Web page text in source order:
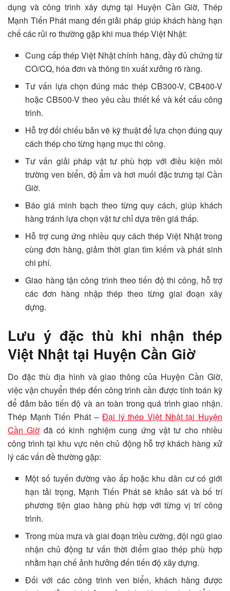
dụng và công trình xây dựng tại Huyện Cần Giờ, Thép
Mạnh Tiến Phát mang đến giải pháp giúp khách hàng hạn
chế các rủi ro thường gặp khi mua thép Việt Nhật:
Cung cấp thép Việt Nhật chính hãng, đầy đủ chứng từ
CO/CQ, hóa đơn và thông tin xuất xưởng rõ ràng.
Tư vấn lựa chọn đúng mác thép CB300-V, CB400-V
hoặc CB500-V theo yêu cầu thiết kế và kết cấu công
trình.
Hỗ trợ đối chiếu bản vẽ kỹ thuật để lựa chọn đúng quy
cách thép cho từng hạng mục thi công.
Tư vấn giải pháp vật tư phù hợp với điều kiện môi
trường ven biển, độ ẩm và hơi muối đặc trưng tại Cần
Giờ.
Báo giá minh bạch theo từng quy cách, giúp khách
hàng tránh lựa chọn vật tư chỉ dựa trên giá thấp.
Hỗ trợ cung ứng nhiều quy cách thép Việt Nhật trong
cùng đơn hàng, giảm thời gian tìm kiếm và phát sinh
chi phí.
Giao hàng tận công trình theo tiến độ thi công, hỗ trợ
các đơn hàng nhập thép theo từng giai đoạn xây
dựng.
Lưu ý đặc thù khi nhận thép
Việt Nhật tại Huyện Cần Giờ
Do đặc thù địa hình và giao thông của Huyện Cần Giờ,
việc vận chuyển thép đến công trình cần được tính toán kỹ
để đảm bảo tiến độ và an toàn trong quá trình giao nhận.
Thép Mạnh Tiến Phát –Đại lý thép Việt Nhật tại Huyện
Cần Giờ đã có kinh nghiệm cung ứng vật tư cho nhiều
công trình tại khu vực nên chủ động hỗ trợ khách hàng xử
lý các vấn đề thường gặp:
Một số tuyến đường vào ấp hoặc khu dân cư có giới
hạn tải trọng, Mạnh Tiến Phát sẽ khảo sát và bố trí
phương tiện giao hàng phù hợp với từng vị trí công
trình.
Trong mùa mưa và giai đoạn triều cường, đội ngũ giao
nhận chủ động tư vấn thời điểm giao thép phù hợp
nhằm hạn chế ảnh hưởng đến tiến độ xây dựng.
Đối với các công trình ven biển, khách hàng được